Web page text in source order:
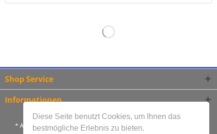
Diese Seite benutzt Cookies, um Ihnen das
bestmögliche Erlebnis zu bieten.
Shop Service
Informationen
* Alle Preise inkl. gesetzl. Mehrwertsteuer und zzgl.